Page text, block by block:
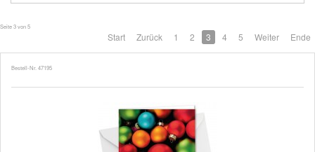
Seite 3 von 5
Start Zurück 1 2 3 4 5 Weiter Ende
Bestell-Nr. 47195